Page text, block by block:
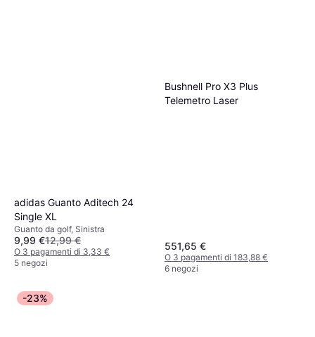
adidas Guanto Aditech 24
Single XL
Guanto da golf, Sinistra
9,99 €12,99 €
O 3 pagamenti di 3,33 €
5 negozi
Bushnell Pro X3 Plus
Telemetro Laser
551,65 €
O 3 pagamenti di 183,88 €
6 negozi
-23%